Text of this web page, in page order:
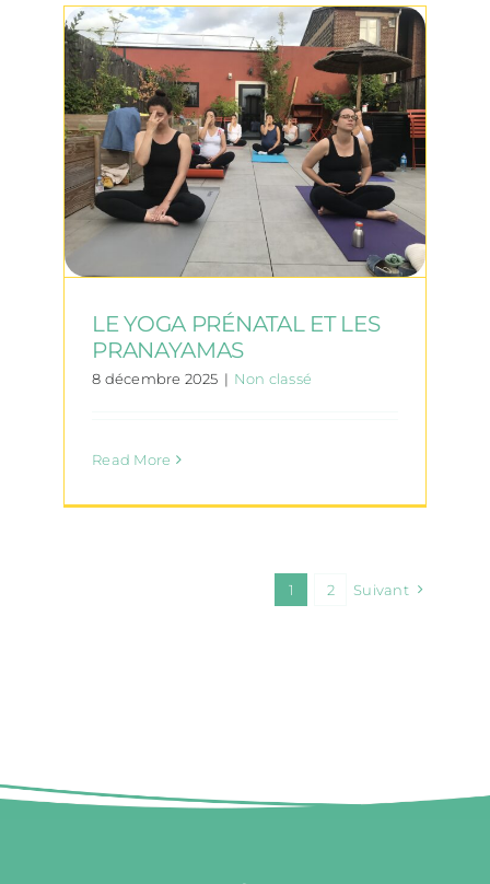
LE YOGA PRÉNATAL ET LES
PRANAYAMAS
8 décembre 2025 | Non classé
Read More
1 2 Suivant